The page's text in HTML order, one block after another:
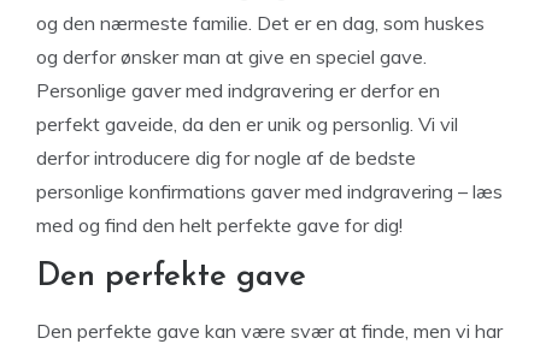
og den nærmeste familie. Det er en dag, som huskes
og derfor ønsker man at give en speciel gave.
Personlige gaver med indgravering er derfor en
perfekt gaveide, da den er unik og personlig. Vi vil
derfor introducere dig for nogle af de bedste
personlige konfirmations gaver med indgravering – læs
med og find den helt perfekte gave for dig!
Den perfekte gave
Den perfekte gave kan være svær at finde, men vi har